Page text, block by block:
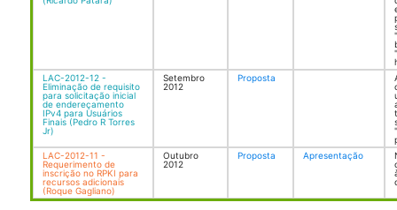
LAC-2012-12 -
Eliminação de requisito
para solicitação inicial
de endereçamento
IPv4 para Usuários
Finais (Pedro R Torres
Jr)
Setembro
2012
Proposta
LAC-2012-11 -
Requerimento de
inscrição no RPKI para
recursos adicionais
(Roque Gagliano)
Outubro
2012
Proposta Apresentação